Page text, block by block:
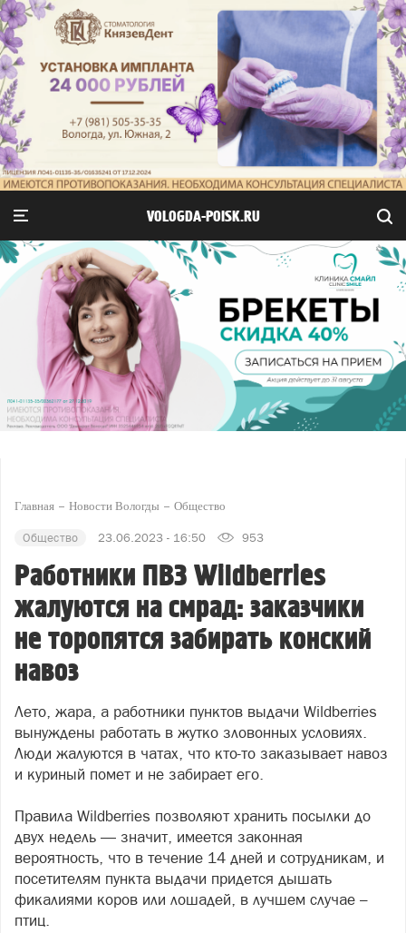
VOLOGDA-POISK.RU
Главная Новости Вологды Общество
Общество 23.06.2023 - 16:50 953
Работники ПВЗ Wildberries
жалуются на смрад: заказчики
не торопятся забирать конский
навоз
Лето, жара, а работники пунктов выдачи Wildberries
вынуждены работать в жутко зловонных условиях.
Люди жалуются в чатах, что кто-то заказывает навоз
и куриный помет и не забирает его.
Правила Wildberries позволяют хранить посылки до
двух недель — значит, имеется законная
вероятность, что в течение 14 дней и сотрудникам, и
посетителям пункта выдачи придется дышать
фикалиями коров или лошадей, в лучшем случае –
птиц.